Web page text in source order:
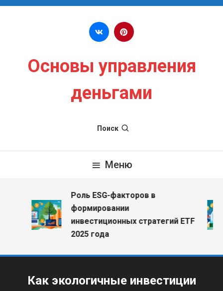
Перейти к содержимому
Основы управления
деньгами
Поиск
Меню
Роль ESG-факторов в
формировании
инвестиционных стратегий ETF
2025 года
Как экологичные инвестиции